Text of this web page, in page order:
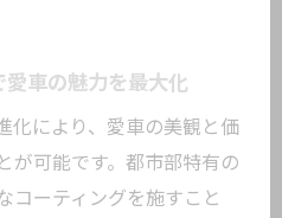
愛車の魅力を最大化
化により、愛車の美観と価
が可能です。都市部特有の
コーティングを施すこと